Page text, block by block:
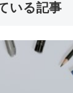
いる記事